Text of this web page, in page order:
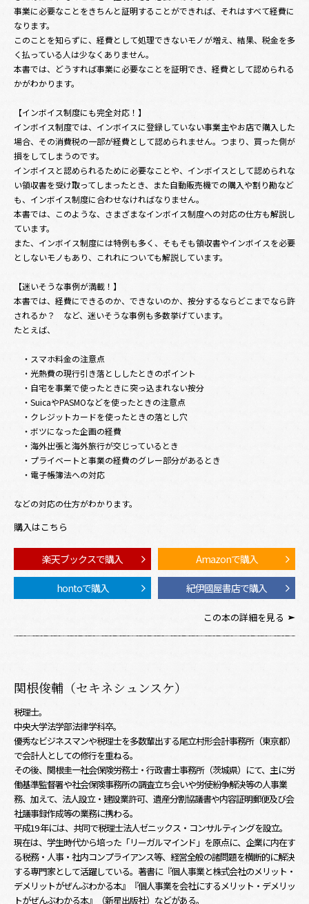
事業に必要なことをきちんと証明することができれば、それはすべて経費に
なります。
このことを知らずに、経費として処理できないモノが増え、結果、税金を多
く払っている人は少なくありません。
本書では、どうすれば事業に必要なことを証明でき、経費として認められる
かがわかります。
【インボイス制度にも完全対応！】
インボイス制度では、インボイスに登録していない事業主やお店で購入した
場合、その消費税の一部が経費として認められません。つまり、買った側が
損をしてしまうのです。
インボイスと認められるために必要なことや、インボイスとして認められな
い領収書を受け取ってしまったとき、また自動販売機での購入や割り勘など
も、インボイス制度に合わせなければなりません。
本書では、このような、さまざまなインボイス制度への対応の仕方も解説し
ています。
また、インボイス制度には特例も多く、そもそも領収書やインボイスを必要
としないモノもあり、これれについても解説しています。
【迷いそうな事例が満載！】
本書では、経費にできるのか、できないのか、按分するならどこまでなら許
されるか？ など、迷いそうな事例も多数挙げています。
たとえば、
・スマホ料金の注意点
・光熱費の現行引き落とししたときのポイント
・自宅を事業で使ったときに突っ込まれない按分
・SuicaやPASMOなどを使ったときの注意点
・クレジットカードを使ったときの落とし穴
・ボツになった企画の経費
・海外出張と海外旅行が交じっているとき
・プライベートと事業の経費のグレー部分があるとき
・電子帳簿法への対応
などの対応の仕方がわかります。
購入はこちら
楽天ブックスで購入 Amazonで購入
hontoで購入 紀伊國屋書店で購入
この本の詳細を見る
関根俊輔（セキネシュンスケ）
税理士。
中央大学法学部法律学科卒。
優秀なビジネスマンや税理士を多数輩出する尾立村形会計事務所（東京都）
で会計人としての修行を重ねる。
その後、関根圭一社会保険労務士・行政書士事務所（茨城県）にて、主に労
働基準監督署や社会保険事務所の調査立ち会いや労使紛争解決等の人事業
務、加えて、法人設立・建設業許可、遺産分割協議書や内容証明郵便及び会
社議事録作成等の業務に携わる。
平成19 年には、共同で税理士法人ゼニックス・コンサルティングを設立。
現在は、学生時代から培った「リーガルマインド」を原点に、企業に内在す
る税務・人事・社内コンプライアンス等、経営全般の諸問題を横断的に解決
する専門家として活躍している。著書に『個人事業と株式会社のメリット・
デメリットがぜんぶわかる本』『個人事業を会社にするメリット・デメリッ
トがぜんぶわかる本』（新星出版社）などがある。